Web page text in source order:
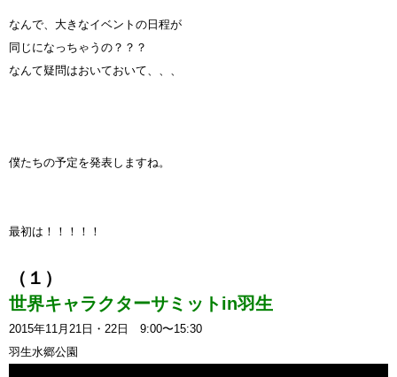
なんで、大きなイベントの日程が
同じになっちゃうの？？？
なんて疑問はおいておいて、、、
僕たちの予定を発表しますね。
最初は！！！！！
（１）
世界キャラクターサミットin羽生
2015年11月21日・22日 9:00〜15:30
羽生水郷公園